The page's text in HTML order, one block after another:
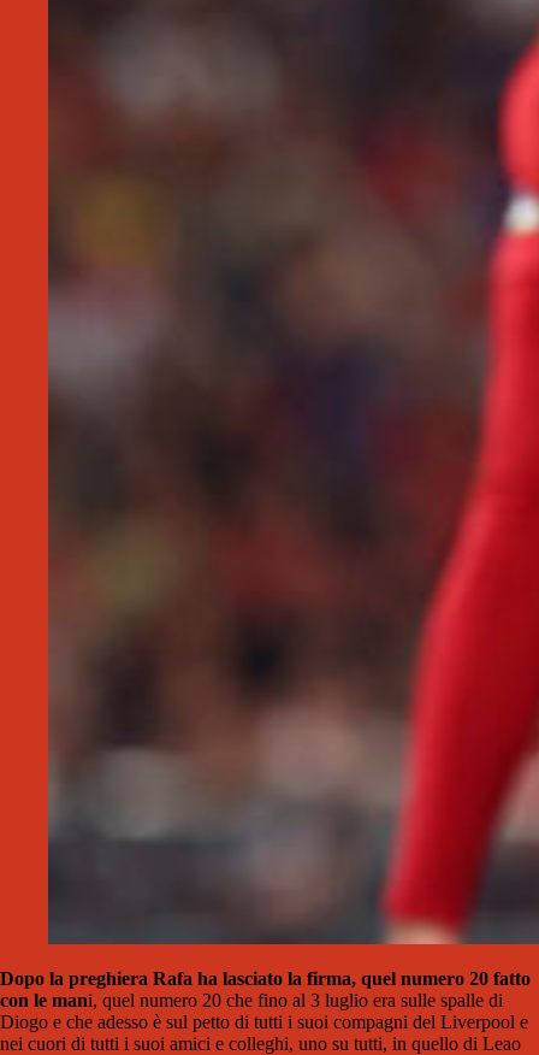
Dopo la preghiera Rafa ha lasciato la firma, quel numero 20 fatto
con le mani, quel numero 20 che fino al 3 luglio era sulle spalle di
Diogo e che adesso è sul petto di tutti i suoi compagni del Liverpool e
nei cuori di tutti i suoi amici e colleghi, uno su tutti, in quello di Leao